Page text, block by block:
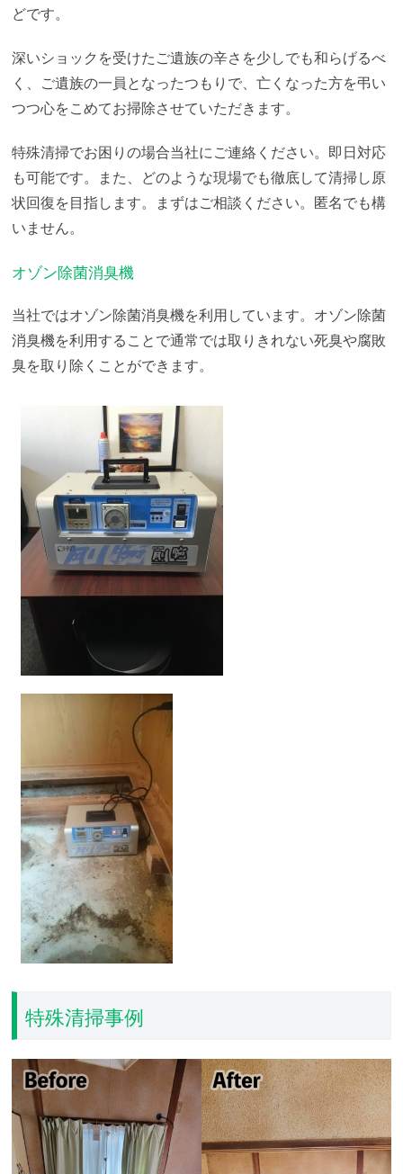
どです。
深いショックを受けたご遺族の辛さを少しでも和らげるべ
く、ご遺族の一員となったつもりで、亡くなった方を弔い
つつ心をこめてお掃除させていただきます。
特殊清掃でお困りの場合当社にご連絡ください。即日対応
も可能です。また、どのような現場でも徹底して清掃し原
状回復を目指します。まずはご相談ください。匿名でも構
いません。
オゾン除菌消臭機
当社ではオゾン除菌消臭機を利用しています。オゾン除菌
消臭機を利用することで通常では取りきれない死臭や腐敗
臭を取り除くことができます。
特殊清掃事例